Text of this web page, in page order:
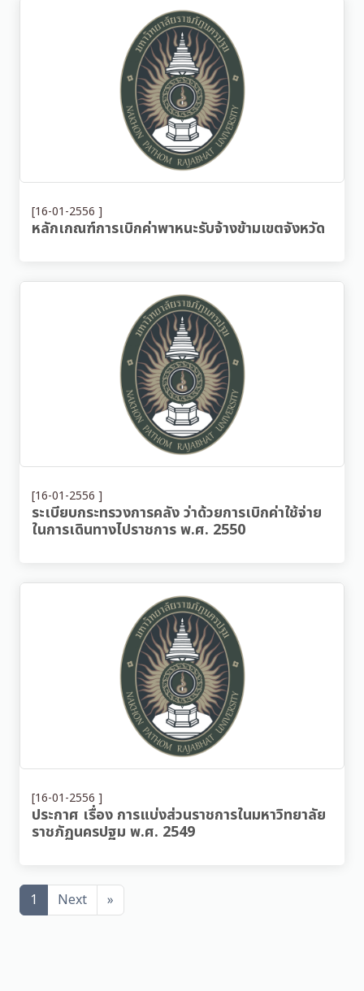
[16-01-2556 ]
หลักเกณฑ์การเบิกค่าพาหนะรับจ้างข้ามเขตจังหวัด
[16-01-2556 ]
ระเบียบกระทรวงการคลัง ว่าด้วยการเบิกค่าใช้จ่าย
ในการเดินทางไปราชการ พ.ศ. 2550
[16-01-2556 ]
ประกาศ เรื่อง การแบ่งส่วนราชการในมหาวิทยาลัย
ราชภัฏนครปฐม พ.ศ. 2549
1 Next »